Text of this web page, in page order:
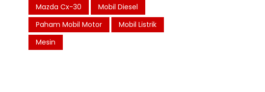
Mazda Cx-30
Mobil Diesel
Paham Mobil Motor
Mobil Listrik
Mesin